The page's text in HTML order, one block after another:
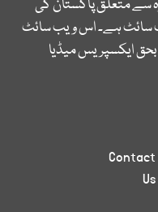
سے متعلق پاکستان کی
سائٹ ہے۔ اس ویب سائٹ
ایکسپریس میڈیا
Contact
Us